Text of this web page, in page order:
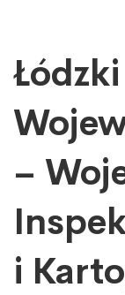
Łódzki
Urząd
Wojewódzki
w
–
Wojewódzka
Inspekcja
Geodezyjna
–
i